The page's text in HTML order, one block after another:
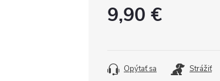
9,90 €
Opýtať sa Strážiť